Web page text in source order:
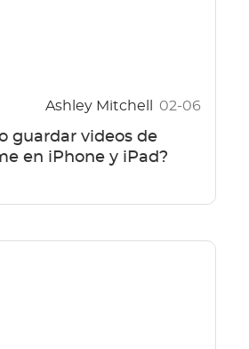
Ashley Mitchell 02-06
guardar videos de
en iPhone y iPad?